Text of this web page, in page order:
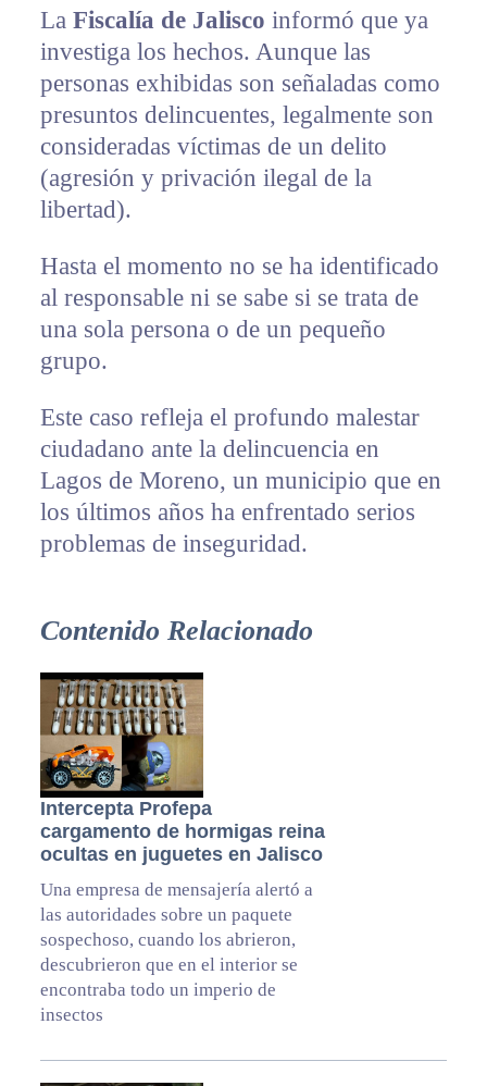
La Fiscalía de Jalisco informó que ya
investiga los hechos. Aunque las
personas exhibidas son señaladas como
presuntos delincuentes, legalmente son
consideradas víctimas de un delito
(agresión y privación ilegal de la
libertad).
Hasta el momento no se ha identificado
al responsable ni se sabe si se trata de
una sola persona o de un pequeño
grupo.
Este caso refleja el profundo malestar
ciudadano ante la delincuencia en
Lagos de Moreno, un municipio que en
los últimos años ha enfrentado serios
problemas de inseguridad.
Contenido Relacionado
Intercepta Profepa
cargamento de hormigas reina
ocultas en juguetes en Jalisco
Una empresa de mensajería alertó a
las autoridades sobre un paquete
sospechoso, cuando los abrieron,
descubrieron que en el interior se
encontraba todo un imperio de
insectos